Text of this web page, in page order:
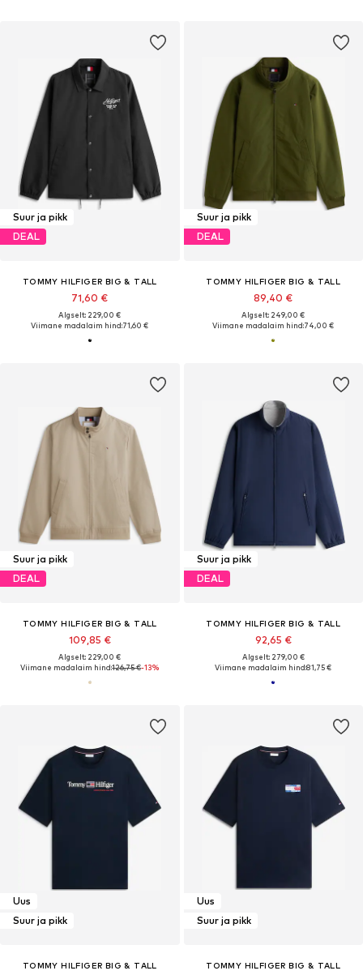
Suur ja pikk
DEAL
TOMMY HILFIGER BIG & TALL
71,60 €
Algselt: 229,00 €
Viimane madalaim hind:71,60 €
Suur ja pikk
DEAL
TOMMY HILFIGER BIG & TALL
89,40 €
Algselt: 249,00 €
Viimane madalaim hind:74,00 €
Suur ja pikk
DEAL
TOMMY HILFIGER BIG & TALL
109,85 €
Algselt: 229,00 €
Viimane madalaim hind:126,75 €-13%
Suur ja pikk
DEAL
TOMMY HILFIGER BIG & TALL
92,65 €
Algselt: 279,00 €
Viimane madalaim hind:81,75 €
Uus
Suur ja pikk
TOMMY HILFIGER BIG & TALL
Uus
Suur ja pikk
TOMMY HILFIGER BIG & TALL